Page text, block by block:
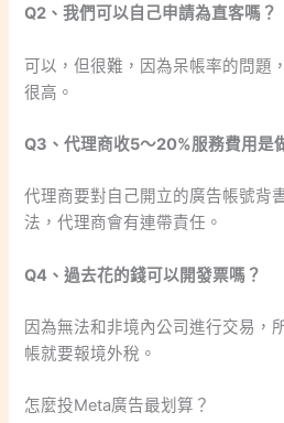
Q2、我們可以自己申請為直客嗎？
可以，但很難，因為呆帳率的問題
很高。
Q3、代理商收5～20%服務費用是
代理商要對自己開立的廣告帳號背
法，代理商會有連帶責任。
Q4、過去花的錢可以開發票嗎？
因為無法和非境內公司進行交易，
帳就要報境外稅。
怎麼投Meta廣告最划算？